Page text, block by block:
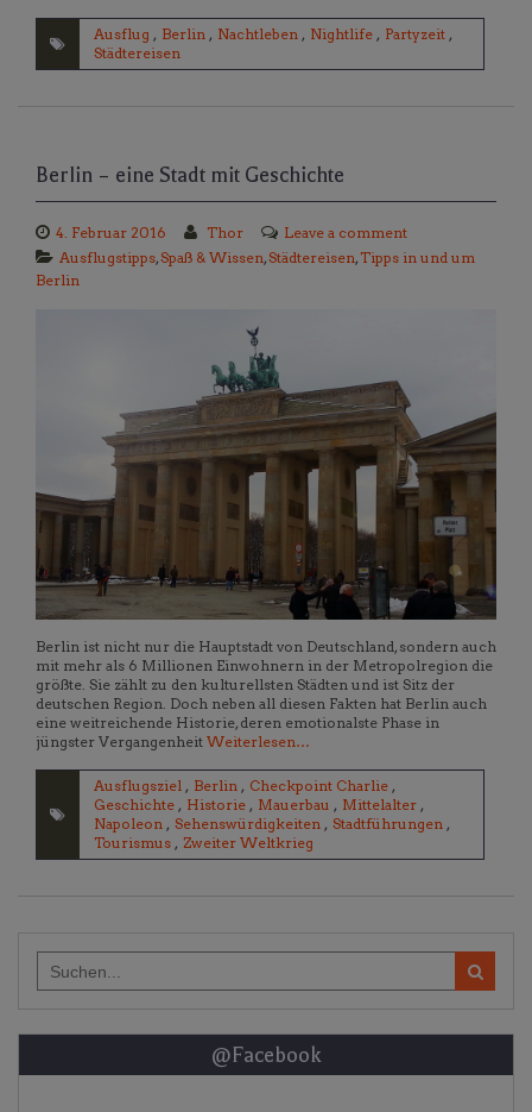
Ausflug , Berlin , Nachtleben , Nightlife , Partyzeit ,
Städtereisen
Berlin – eine Stadt mit Geschichte
4. Februar 2016 Thor
Leave a comment
Ausflugstipps,Spaß & Wissen,Städtereisen, Tipps in und um
Berlin
Berlin ist nicht nur die Hauptstadt von Deutschland, sondern auch
mit mehr als 6 Millionen Einwohnern in der Metropolregion die
größte. Sie zählt zu den kulturellsten Städten und ist Sitz der
deutschen Region. Doch neben all diesen Fakten hat Berlin auch
eine weitreichende Historie, deren emotionalste Phase in
jüngster Vergangenheit Weiterlesen…
Ausflugsziel , Berlin , Checkpoint Charlie ,
Geschichte , Historie , Mauerbau , Mittelalter ,
Napoleon , Sehenswürdigkeiten , Stadtführungen ,
Tourismus , Zweiter Weltkrieg
for:
@Facebook